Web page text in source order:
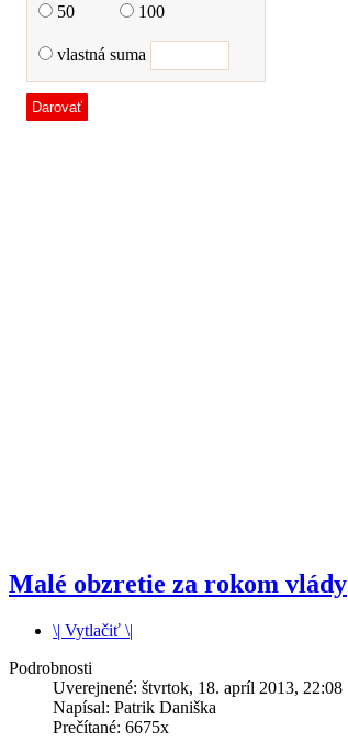
Malé obzretie za rokom vlády
\| Vytlačiť \|
Podrobnosti
Uverejnené: štvrtok, 18. apríl 2013, 22:08
Napísal: Patrik Daniška
Prečítané: 6675x